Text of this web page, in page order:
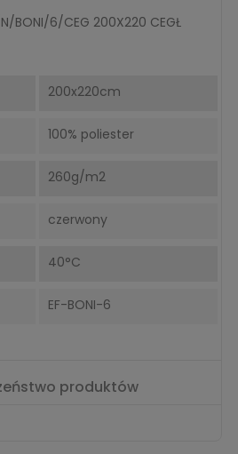
BONI/6/CEG 200X220 CEGŁ
200x220cm
100% poliester
260g/m2
czerwony
40°C
EF-BONI-6
produktów